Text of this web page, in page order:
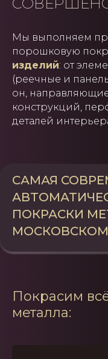
Мы выполняем
порошковую
изделий: от
(реечные и
он,
конструкций,
деталей
САМАЯ
ПОКРАСКИ
МОСКОВСКОМ
Покрасим
металла: